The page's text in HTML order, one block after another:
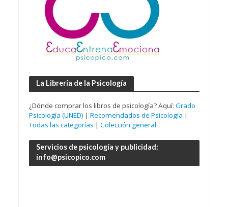
La Librería de la Psicología
¿Dónde comprar los libros de psicología? Aquí: Grado
Psicología (UNED) | Recomendados de Psicología |
Todas las categorías | Colección general
Servicios de psicología y publicidad:
info@psicopico.com